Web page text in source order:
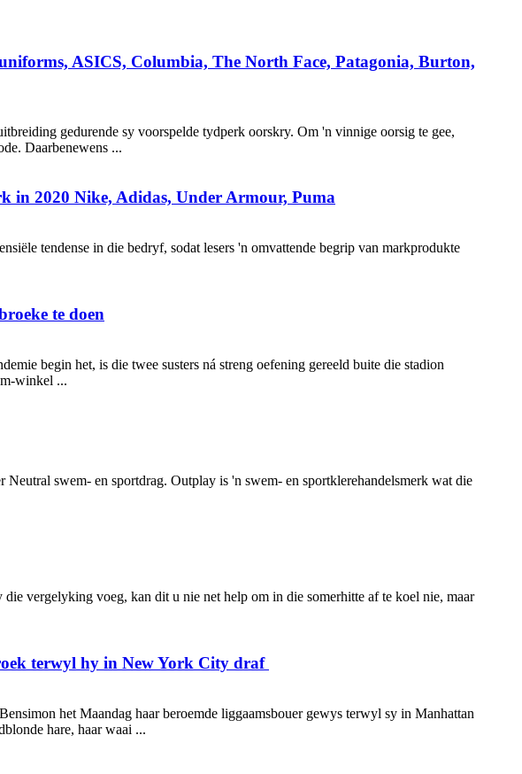
ASICS, Columbia, The North Face, Patagonia, Burton,
gedurende sy voorspelde tydperk oorskry. Om 'n vinnige oorsig te gee,
Daarbenewens ...
in 2020 Nike, Adidas, Under Armour, Puma
tendense in die bedryf, sodat lesers 'n omvattende begrip van markprodukte
te doen
begin het, is die twee susters ná streng oefening gereeld buite die stadion
winkel ...
swem- en sportdrag. Outplay is 'n swem- en sportklerehandelsmerk wat die
vergelyking voeg, kan dit u nie net help om in die somerhitte af te koel nie, maar
terwyl hy in New York City draf
het Maandag haar beroemde liggaamsbouer gewys terwyl sy in Manhattan
hare, haar waai ...